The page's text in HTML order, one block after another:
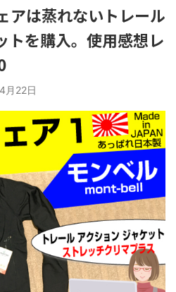
アは蒸れないトレール
トを購入。使用感想レ
月22日